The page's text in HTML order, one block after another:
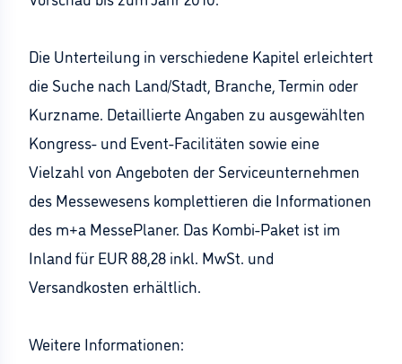
Die Unterteilung in verschiedene Kapitel erleichtert
die Suche nach Land/Stadt, Branche, Termin oder
Kurzname. Detaillierte Angaben zu ausgewählten
Kongress- und Event-Facilitäten sowie eine
Vielzahl von Angeboten der Serviceunternehmen
des Messewesens komplettieren die Informationen
des m+a MessePlaner. Das Kombi-Paket ist im
Inland für EUR 88,28 inkl. MwSt. und
Versandkosten erhältlich.
Weitere Informationen: